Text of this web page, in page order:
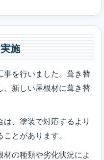
施
事を行いました。葺き替
、新しい屋根材に葺き替
、塗装で対応するより
とがあります。
材の種類や劣化状況によ